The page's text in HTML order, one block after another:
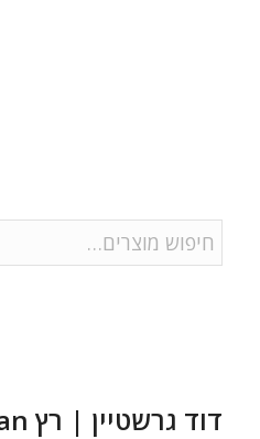
דוד גרשטיין | רץ Jog Man